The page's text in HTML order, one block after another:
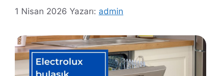
1 Nisan 2026 Yazarı: admin